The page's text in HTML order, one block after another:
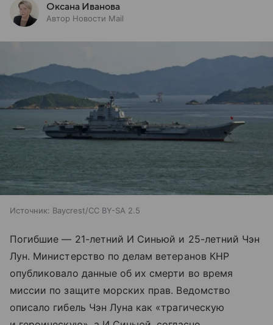
Оксана Иванова
Автор Новости Mail
Источник: Baycrest/CC BY-SA 2.5
Погибшие — 21-летний И Синьюй и 25-летний Чэн
Лун. Министерство по делам ветеранов КНР
опубликовало данные об их смерти во время
миссии по защите морских прав. Ведомство
описало гибель Чэн Луна как «трагическую